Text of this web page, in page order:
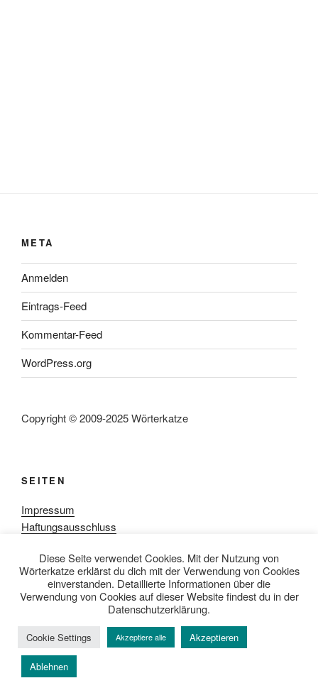
META
Anmelden
Eintrags-Feed
Kommentar-Feed
WordPress.org
Copyright © 2009-2025 Wörterkatze
SEITEN
Impressum
Haftungsausschluss
Rezensionpolitik
Bewertungsschema
Media-Kit
Datenschutzerklärung
Diese Seite verwendet Cookies. Mit der Nutzung von
Wörterkatze erklärst du dich mit der Verwendung von Cookies
einverstanden. Detaillierte Informationen über die
Verwendung von Cookies auf dieser Website findest du in der
Datenschutzerklärung.
Cookie Settings Akzeptiere alle Akzeptieren
Ablehnen